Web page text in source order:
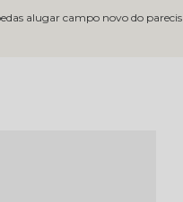
alugar campo novo do parecis